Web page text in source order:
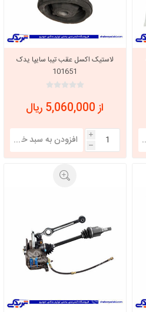
لاستیک اکسل عقب تیبا سایپا یدک
101651
از 5,060,000 ریال
i
h